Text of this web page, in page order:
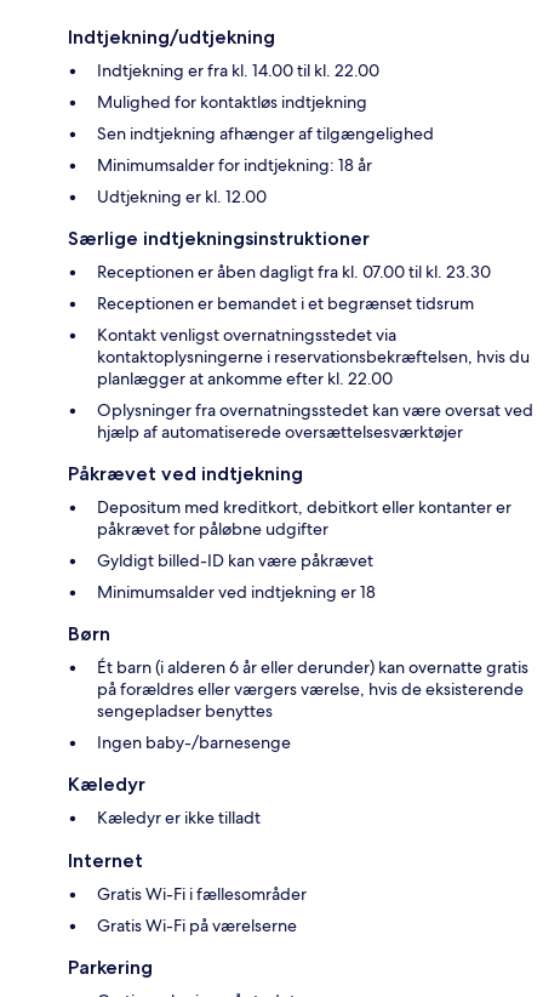
Indtjekning/udtjekning
Indtjekning er fra kl. 14.00 til kl. 22.00
Mulighed for kontaktløs indtjekning
Sen indtjekning afhænger af tilgængelighed
Minimumsalder for indtjekning: 18 år
Udtjekning er kl. 12.00
Særlige indtjekningsinstruktioner
Receptionen er åben dagligt fra kl. 07.00 til kl. 23.30
Receptionen er bemandet i et begrænset tidsrum
Kontakt venligst overnatningsstedet via
kontaktoplysningerne i reservationsbekræftelsen, hvis du
planlægger at ankomme efter kl. 22.00
Oplysninger fra overnatningsstedet kan være oversat ved
hjælp af automatiserede oversættelsesværktøjer
Påkrævet ved indtjekning
Depositum med kreditkort, debitkort eller kontanter er
påkrævet for påløbne udgifter
Gyldigt billed-ID kan være påkrævet
Minimumsalder ved indtjekning er 18
Børn
Ét barn (i alderen 6 år eller derunder) kan overnatte gratis
på forældres eller værgers værelse, hvis de eksisterende
sengepladser benyttes
Ingen baby-/barnesenge
Kæledyr
Kæledyr er ikke tilladt
Internet
Gratis Wi-Fi i fællesområder
Gratis Wi-Fi på værelserne
Parkering